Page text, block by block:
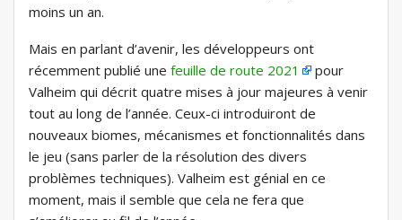
moins un an.
Mais en parlant d’avenir, les développeurs ont
récemment publié une feuille de route 2021
pour
Valheim qui décrit quatre mises à jour majeures à venir
tout au long de l’année. Ceux-ci introduiront de
nouveaux biomes, mécanismes et fonctionnalités dans
le jeu (sans parler de la résolution des divers
problèmes techniques). Valheim est génial en ce
moment, mais il semble que cela ne fera que